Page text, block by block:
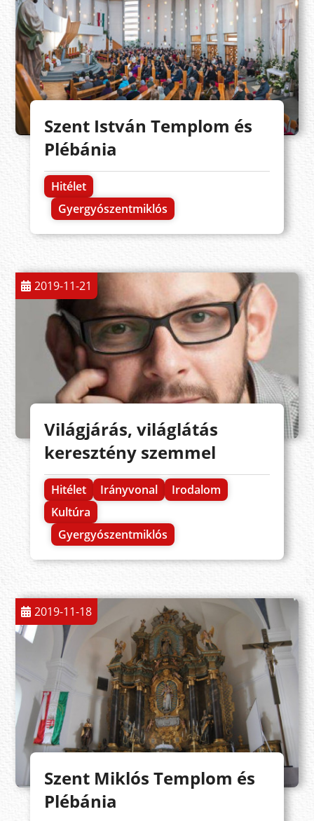
Szent István Templom és
Plébánia
Hitélet
Gyergyószentmiklós
2019-11-21
Világjárás, világlátás
keresztény szemmel
Hitélet Irányvonal
Irodalom
Kultúra
Gyergyószentmiklós
2019-11-18
Szent Miklós Templom és
Plébánia